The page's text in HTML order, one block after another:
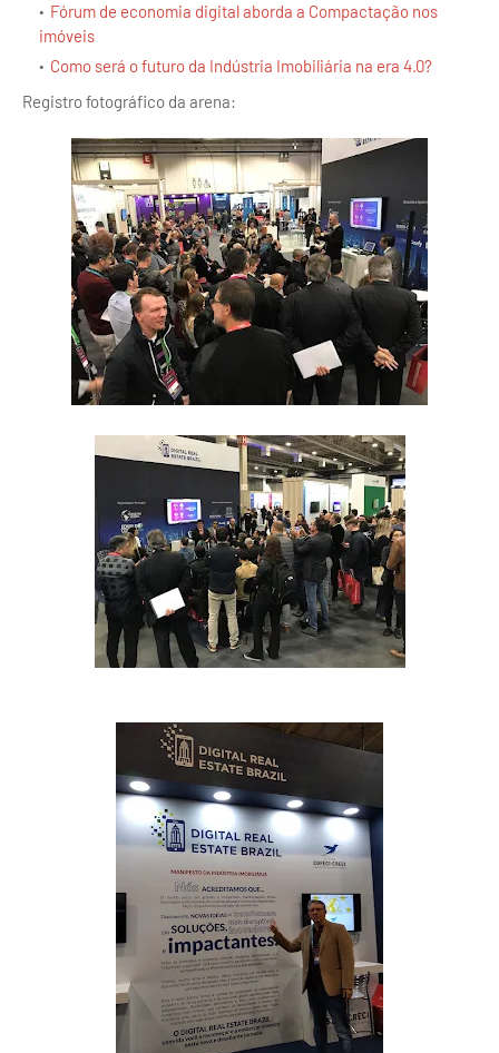
Fórum de economia digital aborda a Compactação nos
imóveis
Como será o futuro da Indústria Imobiliária na era 4.0?
Registro fotográfico da arena: